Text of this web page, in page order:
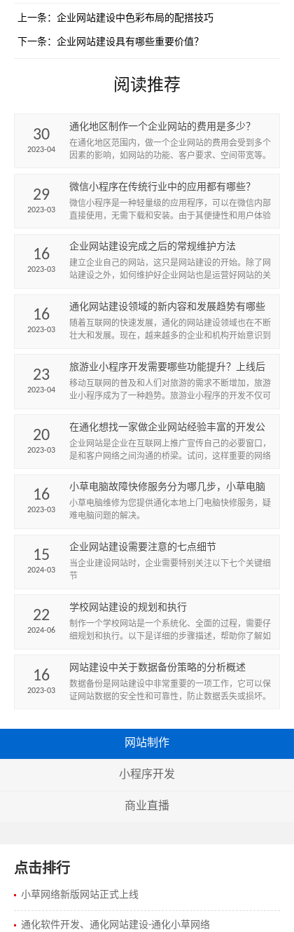
上一条： 企业网站建设中色彩布局的配搭技巧
下一条： 企业网站建设具有哪些重要价值？
阅读推荐
30
2023-04
通化地区制作一个企业网站的费用是多少？
在通化地区范围内，做一个企业网站的费用会受到多个
因素的影响，如网站的功能、客户要求、空间带宽等。
一阐述。
29
2023-03
微信小程序在传统行业中的应用都有哪些？
微信小程序是一种轻量级的应用程序，可以在微信内部
直接使用，无需下载和安装。由于其便捷性和用户体验
下是微信小程序在...
16
2023-03
企业网站建设完成之后的常规维护方法
建立企业自己的网站，这只是网站建设的开始。除了网
站建设之外，如何维护好企业网站也是运营好网站的关
16
2023-03
通化网站建设领域的新内容和发展趋势有哪些
呢？
随着互联网的快速发展，通化的网站建设领域也在不断
壮大和发展。现在，越来越多的企业和机构开始意识到
的知名度和形象，...
23
2023-04
旅游业小程序开发需要哪些功能提升？上线后
如何开展推广工作？
移动互联网的普及和人们对旅游的需求不断增加，旅游
业小程序成为了一种趋势。旅游业小程序的开发不仅可
便捷、个性化的旅...
20
2023-03
在通化想找一家做企业网站经验丰富的开发公
司怎么找？
企业网站是企业在互联网上推广宣传自己的必要窗口，
是和客户网络之间沟通的桥梁。试问，这样重要的网络
提供高端品牌网站...
16
2023-03
小草电脑故障快修服务分为哪几步，小草电脑
维修服务
小草电脑维修为您提供通化本地上门电脑快修服务，疑
难电脑问题的解决。
15
2024-03
企业网站建设需要注意的七点细节
当企业建设网站时，企业需要特别关注以下七个关键细
节
22
2024-06
学校网站建设的规划和执行
制作一个学校网站是一个系统化、全面的过程，需要仔
细规划和执行。以下是详细的步骤描述，帮助你了解如
16
2023-03
网站建设中关于数据备份策略的分析概述
数据备份是网站建设中非常重要的一项工作，它可以保
证网站数据的安全性和可靠性，防止数据丢失或损坏。
网站制作
小程序开发
商业直播
点击排行
小草网络新版网站正式上线
通化软件开发、通化网站建设-通化小草网络